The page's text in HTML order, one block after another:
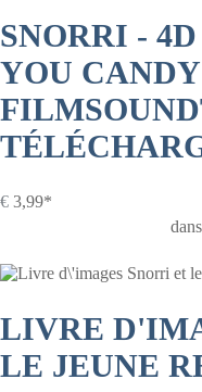
SNORRI -
YOU
€ 3,99*
LIVRE
LE JEUNE